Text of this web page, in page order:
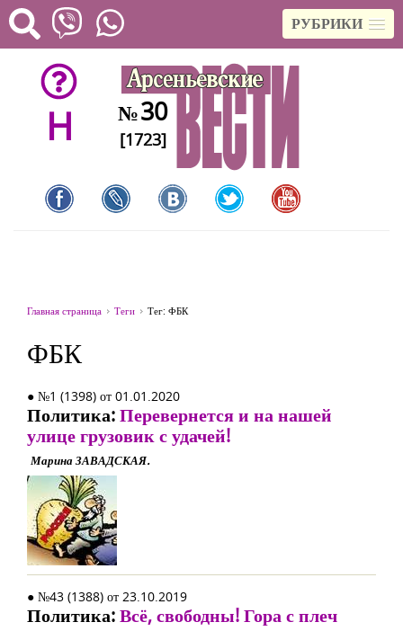
РУБРИКИ
H №30
[1723]
Главная страница Теги Тег: ФБК
ФБК
● №1 (1398) от 01.01.2020
Политика:Перевернется и на нашей
улице грузовик с удачей!
Марина ЗАВАДСКАЯ.
● №43 (1388) от 23.10.2019
Политика:Всё, свободны! Гора с плеч